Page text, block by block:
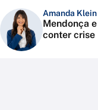
Amanda Klein
Mendonça
conter crise